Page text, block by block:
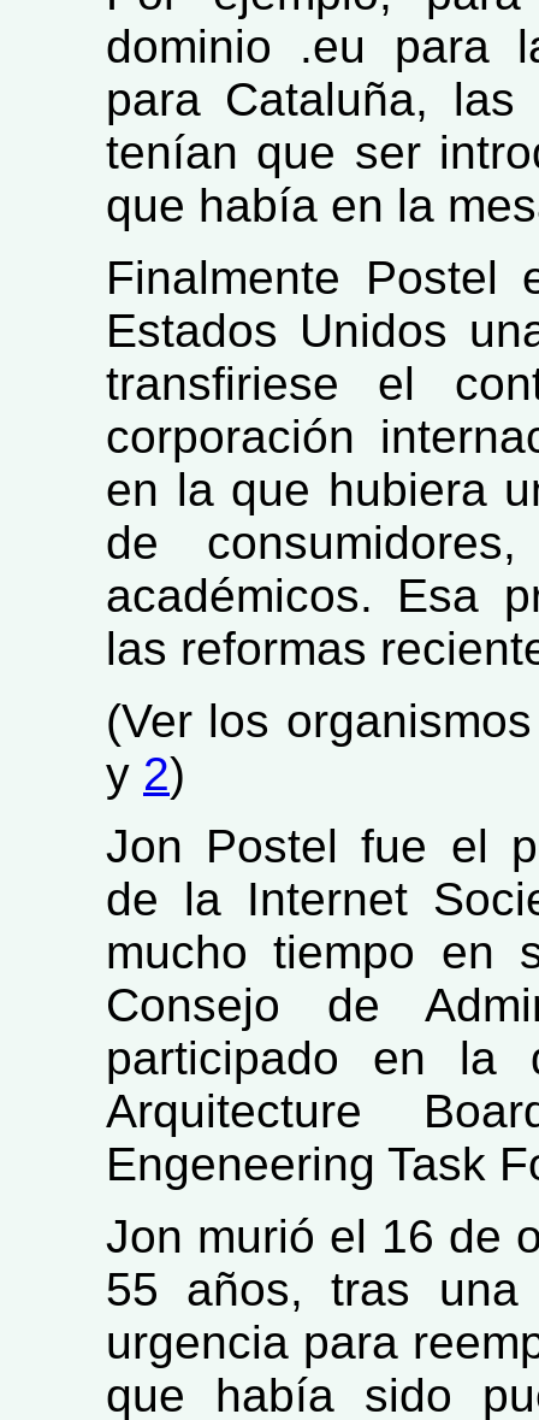
dominio .eu para
para Cataluña, las
tenían que ser
que había en la
Finalmente Postel
Estados Unidos
transfiriese el
corporación
en la que hubiera
de
académicos. Esa
las reformas
(Ver los
y 2)
Jon Postel fue el
de la Internet
mucho tiempo en
Consejo de
participado en la
Arquitecture
Engeneering Task
Jon murió el 16 de
55 años, tras una
urgencia para
que había sido